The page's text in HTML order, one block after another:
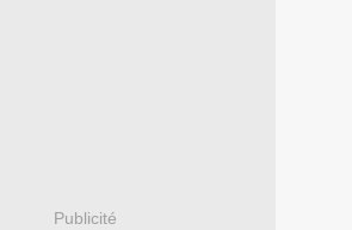
Publicité